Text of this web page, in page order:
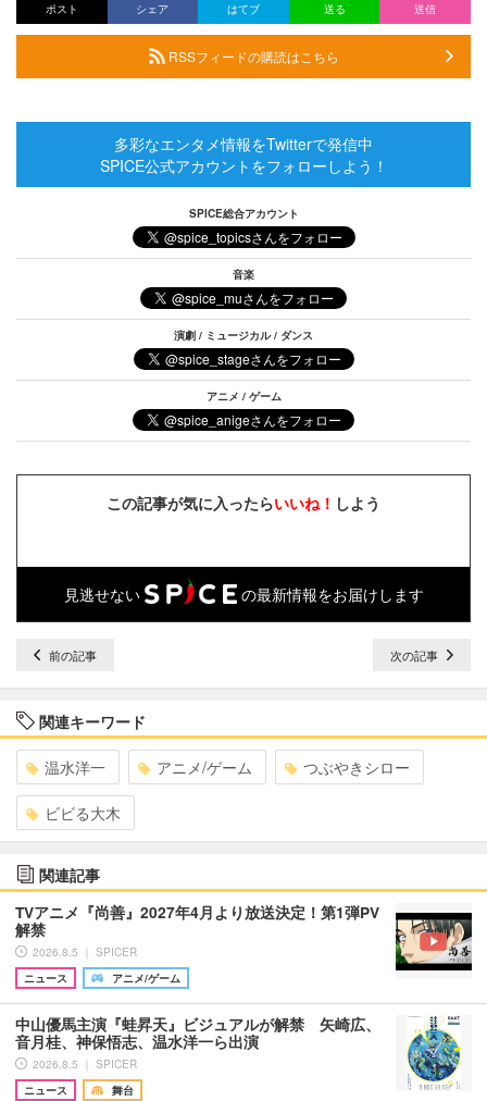
ポスト シェア はてブ 送る 送信
RSSフィードの購読はこちら
多彩なエンタメ情報をTwitterで発信中
SPICE公式アカウントをフォローしよう！
SPICE総合アカウント
音楽
演劇 / ミュージカル / ダンス
アニメ / ゲーム
この記事が気に入ったらいいね！ しよう
見逃せない の最新情報をお届けします
前の記事 次の記事
関連キーワード
温水洋一 アニメ/ゲーム つぶやきシロー
ビビる大木
関連記事
TVアニメ『尚善』2027年4月より放送決定！第1弾PV
解禁
2026.8.5 ｜ SPICER
ニュース
アニメ/ゲーム
中山優馬主演『蛙昇天』ビジュアルが解禁 矢崎広、
音月桂、神保悟志、温水洋一ら出演
2026.8.5 ｜ SPICER
ニュース
舞台